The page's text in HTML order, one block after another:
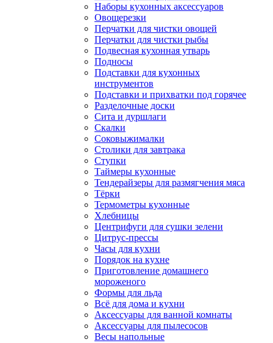
Наборы кухонных аксессуаров
Овощерезки
Перчатки для чистки овощей
Перчатки для чистки рыбы
Подвесная кухонная утварь
Подносы
Подставки для кухонных
инструментов
Подставки и прихватки под горячее
Разделочные доски
Сита и дуршлаги
Скалки
Соковыжималки
Столики для завтрака
Ступки
Таймеры кухонные
Тендерайзеры для размягчения мяса
Тёрки
Термометры кухонные
Хлебницы
Центрифуги для сушки зелени
Цитрус-прессы
Часы для кухни
Порядок на кухне
Приготовление домашнего
мороженого
Формы для льда
Всё для дома и кухни
Аксессуары для ванной комнаты
Аксессуары для пылесосов
Весы напольные